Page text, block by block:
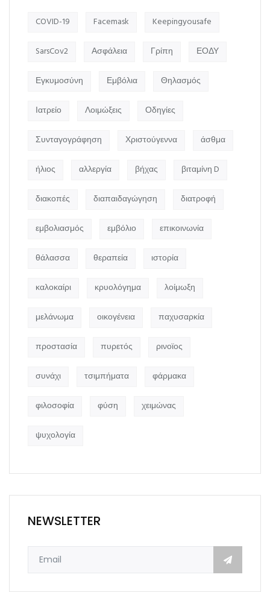
COVID-19 Facemask Keepingyousafe
SarsCov2 Ασφάλεια Γρίπη ΕΟΔΥ
Εγκυμοσύνη Εμβόλια Θηλασμός
Ιατρείο Λοιμώξεις Οδηγίες
Συνταγογράφηση Χριστούγεννα άσθμα
ήλιος αλλεργία βήχας βιταμίνη D
διακοπές διαπαιδαγώγηση διατροφή
εμβολιασμός εμβόλιο επικοινωνία
θάλασσα θεραπεία ιστορία
καλοκαίρι κρυολόγημα λοίμωξη
μελάνωμα οικογένεια παχυσαρκία
προστασία πυρετός ρινοϊος
συνάχι τσιμπήματα φάρμακα
φιλοσοφία φύση χειμώνας
ψυχολογία
NEWSLETTER